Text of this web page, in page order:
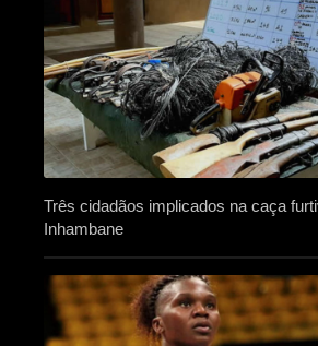
Três cidadãos implicados na caça
Inhambane